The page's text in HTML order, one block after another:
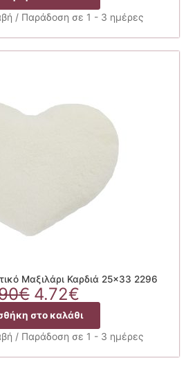
39.90€.
τιμή
είναι:
31.90€.
/ Παράδοση σε 1 - 3 ημέρες
Μαξιλάρι Καρδιά 25×33 2296
€ Original
price
was:
5.90€.
4.72€Η
τρέχουσα
τιμή
είναι:
4.72€.
στο καλάθι
/ Παράδοση σε 1 - 3 ημέρες